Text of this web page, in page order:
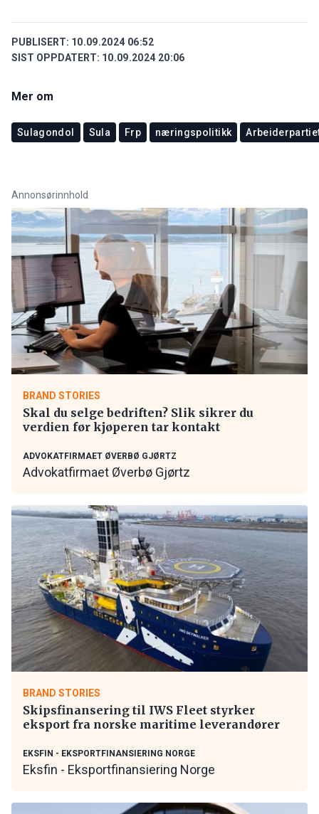
PUBLISERT: 10.09.2024 06:52
SIST OPPDATERT: 10.09.2024 20:06
Mer om
Sulagondol Sula Frp næringspolitikk
Annonsørinnhold
BRAND STORIES
Skal du selge bedriften? Slik sikrer du
verdien før kjøperen tar kontakt
ADVOKATFIRMAET ØVERBØ GJØRTZ
Advokatfirmaet Øverbø Gjørtz
BRAND STORIES
Skipsfinansering til IWS Fleet styrker
eksport fra norske maritime leverandører
EKSFIN - EKSPORTFINANSIERING NORGE
Eksfin - Eksportfinansiering Norge